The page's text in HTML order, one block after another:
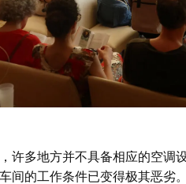
许多地方并不具备相应的空调
间的工作条件已变得极其恶劣